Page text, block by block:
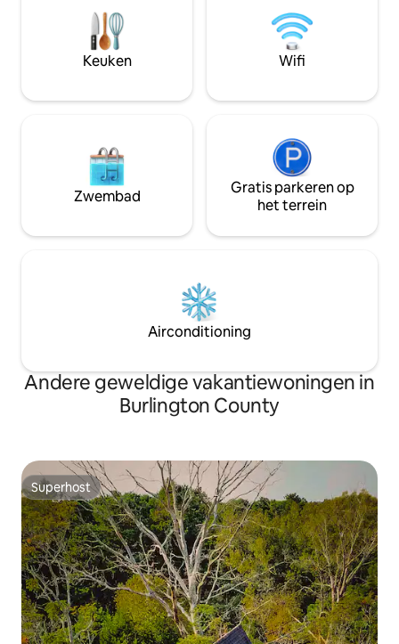
slechts een korte wandeling verwijderd
van het populaire Sweetwater Riverdeck
en Marina, dat seizoensgebonden
geopend is en het hele jaar door speciale
harte welkom om
dok of een kajak
nemen. Of gebruik dit als uitvalsbasis
voor het
Keuken Wifi
Zwembad
Gratis parkeren op
het terrein
Airconditioning
Andere geweldige vakantiewoningen in
Burlington County
Superhost
Superhost